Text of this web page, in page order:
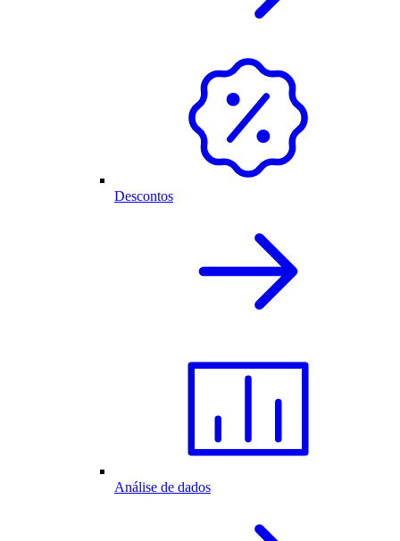
Descontos
Análise de dados